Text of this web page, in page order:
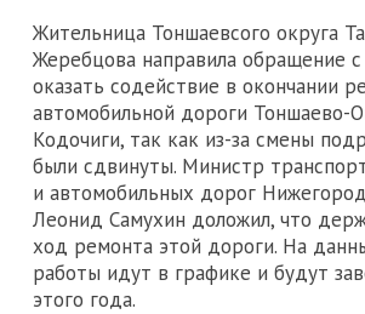
Жительница Тоншаевсого округа
Жеребцова направила обращение
оказать содействие в окончании
автомобильной дороги Тоншаево-
Кодочиги, так как из-за смены
были сдвинуты. Министр
и автомобильных дорог
Леонид Самухин доложил, что
ход ремонта этой дороги. На
работы идут в графике и будут
этого года.